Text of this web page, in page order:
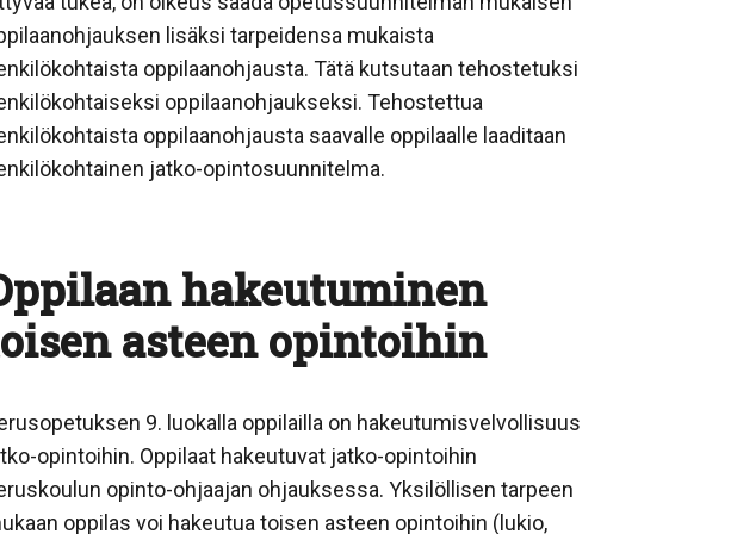
lisäksi tarpeidensa mukaista
oppilaanohjausta. Tätä kutsutaan tehostetuksi
oppilaanohjaukseksi. Tehostettua
oppilaanohjausta saavalle oppilaalle laaditaan
jatko-opintosuunnitelma.
hakeutuminen
asteen opintoihin
9. luokalla oppilailla on hakeutumisvelvollisuus
opintoihin. Oppilaat hakeutuvat jatko-opintoihin
opinto-ohjaajan ohjauksessa. Yksilöllisen tarpeen
oppilas voi hakeutua toisen asteen opintoihin (lukio,